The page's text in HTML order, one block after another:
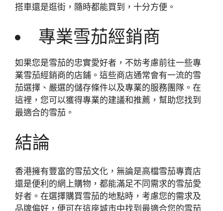
搭車還是逛街，隨時都能買到，十分方便。
專業雪茄經銷商
如果您是雪茄的忠實愛好者，不妨考慮前往一些專
業雪茄經銷商的店鋪。這些商店通常會有一流的雪
茄選擇、嚴選的儲存條件以及專業的服務團隊。在
這裡，您可以獲得專業的建議和推薦，幫助您找到
最適合的雪茄。
結論
香港擁有豐富的雪茄文化，無論是高檔雪茄專賣店
還是便利的網上購物，都能滿足不同需求的雪茄愛
好者。在選擇購買雪茄的地點時，考慮您的需求及
品牌偏好，便可在這座城市中找到最適合您的雪茄